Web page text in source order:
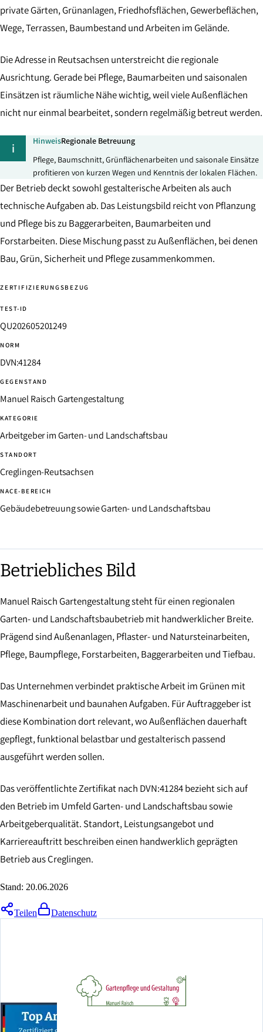
private Gärten, Grünanlagen, Friedhofsflächen, Gewerbeflächen,
Wege, Terrassen, Baumbestand und Arbeiten im Gelände.
Die Adresse in Reutsachsen unterstreicht die regionale
Ausrichtung. Gerade bei Pflege, Baumarbeiten und saisonalen
Einsätzen ist räumliche Nähe wichtig, weil viele Außenflächen
nicht nur einmal bearbeitet, sondern regelmäßig betreut werden.
i HinweisRegionale Betreuung
Pflege, Baumschnitt, Grünflächenarbeiten und saisonale Einsätze
profitieren von kurzen Wegen und Kenntnis der lokalen Flächen.
Der Betrieb deckt sowohl gestalterische Arbeiten als auch
technische Aufgaben ab. Das Leistungsbild reicht von Pflanzung
und Pflege bis zu Baggerarbeiten, Baumarbeiten und
Forstarbeiten. Diese Mischung passt zu Außenflächen, bei denen
Bau, Grün, Sicherheit und Pflege zusammenkommen.
ZERTIFIZIERUNGSBEZUG
TEST-ID
QU202605201249
NORM
DVN:41284
GEGENSTAND
Manuel Raisch Gartengestaltung
KATEGORIE
Arbeitgeber im Garten- und Landschaftsbau
STANDORT
Creglingen-Reutsachsen
NACE-BEREICH
Gebäudebetreuung sowie Garten- und Landschaftsbau
Betriebliches Bild
Manuel Raisch Gartengestaltung steht für einen regionalen
Garten- und Landschaftsbaubetrieb mit handwerklicher Breite.
Prägend sind Außenanlagen, Pflaster- und Natursteinarbeiten,
Pflege, Baumpflege, Forstarbeiten, Baggerarbeiten und Tiefbau.
Das Unternehmen verbindet praktische Arbeit im Grünen mit
Maschinenarbeit und baunahen Aufgaben. Für Auftraggeber ist
diese Kombination dort relevant, wo Außenflächen dauerhaft
gepflegt, funktional belastbar und gestalterisch passend
ausgeführt werden sollen.
Das veröffentlichte Zertifikat nach DVN:41284 bezieht sich auf
den Betrieb im Umfeld Garten- und Landschaftsbau sowie
Arbeitgeberqualität. Standort, Leistungsangebot und
Karriereauftritt beschreiben einen handwerklich geprägten
Betrieb aus Creglingen.
Stand: 20.06.2026
Teilen Datenschutz